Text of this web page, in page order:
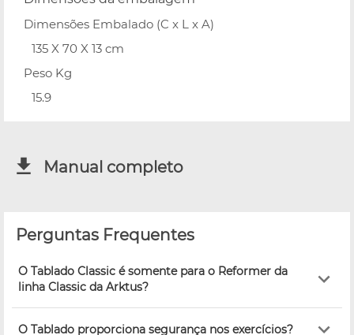
Dimensões Embalado (C x L x A)
135 X 70 X 13 cm
Peso Kg
15.9
Manual completo
Perguntas Frequentes
O Tablado Classic é somente para o Reformer da
linha Classic da Arktus?
O Tablado proporciona segurança nos exercícios?